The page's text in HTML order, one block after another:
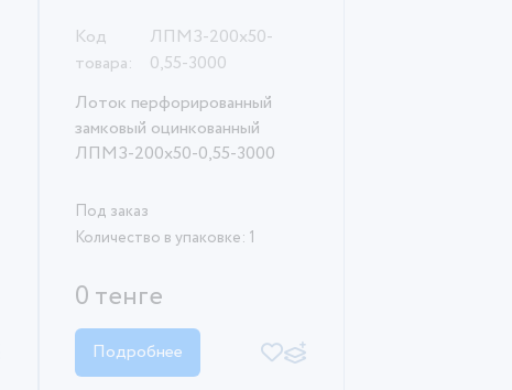
Код
товара:
ЛПМЗ-200х50-
0,55-3000
Лоток перфорированный
замковый оцинкованный
ЛПМЗ-200х50-0,55-3000
Под заказ
Количество в упаковке: 1
0 тенге
Подробнее